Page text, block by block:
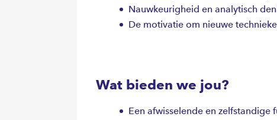
Nauwkeurigheid en analytisch
De motivatie om nieuwe
Wat bieden we jou?
Een afwisselende en